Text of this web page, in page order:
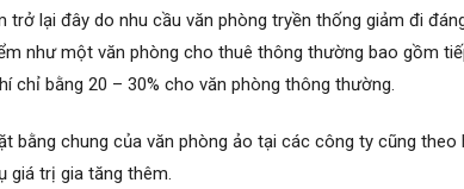
trở lại đây do nhu cầu văn phòng tryền thống giảm đi
như một văn phòng cho thuê thông thường bao gồm
chỉ bằng 20 – 30% cho văn phòng thông thường.
bằng chung của văn phòng ảo tại các công ty cũng
giá trị gia tăng thêm.